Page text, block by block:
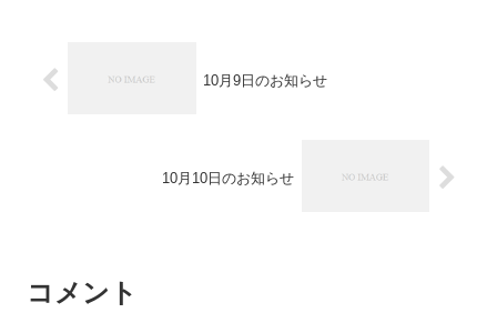
10月9日のお知らせ
10月10日のお知らせ
コメント